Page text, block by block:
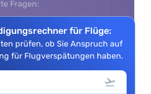
Fragen:
für Flüge:
prüfen, ob Sie Anspruch auf
für Flugverspätungen haben.